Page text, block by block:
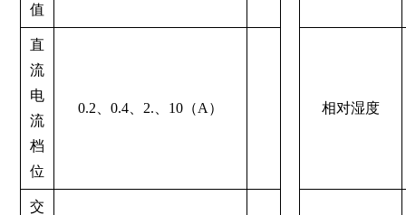
值
直
流
电
流
档
位
0.2、0.4、2.、10（A） 相对湿度
交